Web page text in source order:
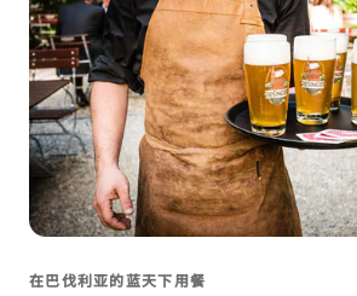
在巴伐利亚的蓝天下用餐